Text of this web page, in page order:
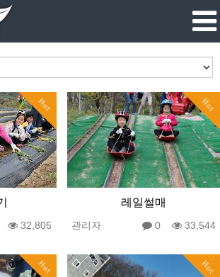
Hot
32,805
Hot
레일썰매
관리자 0 33,544
Hot Hot